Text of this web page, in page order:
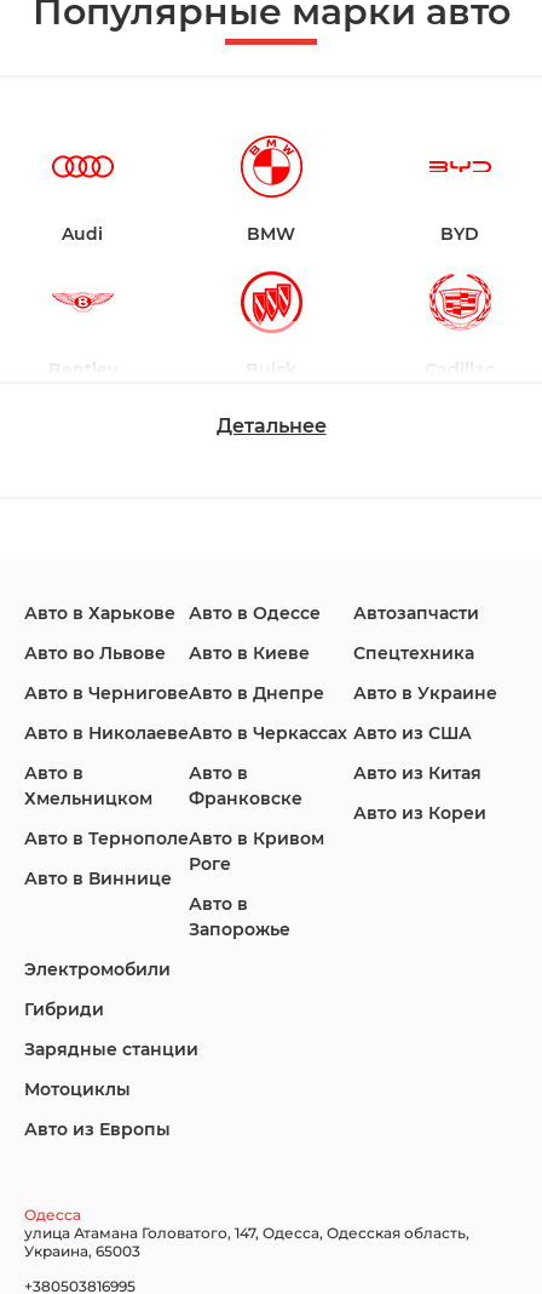
Популярные марки авто
Audi BMW BYD
Bentley Buick Cadillac
Infiniti Jaguar Jeep
Land Rover
Lincoln
Детальнее
Авто в Харькове
Авто во Львове
Авто в Чернигове
Авто в Николаеве
Авто в
Хмельницком
Авто в Тернополе
Авто в Виннице
Авто в Одессе
Авто в Киеве
Авто в Днепре
Авто в Черкассах
Авто в
Франковске
Авто в Кривом
Роге
Авто в
Запорожье
Автозапчасти
Спецтехника
Авто в Украине
Авто из США
Авто из Китая
Авто из Кореи
Электромобили
Гибриди
Зарядные станции
Мотоциклы
Авто из Европы
Одесса
улица Атамана Головатого, 147, Одесса, Одесская область,
Украина, 65003
+380503816995